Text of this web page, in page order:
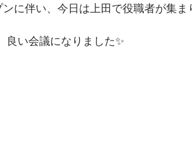
に伴い、今日は上田で役職者が集ま
良い会議になりました✨